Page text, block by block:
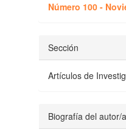
Número 100 -
Sección
Artículos de
Biografía del autor/